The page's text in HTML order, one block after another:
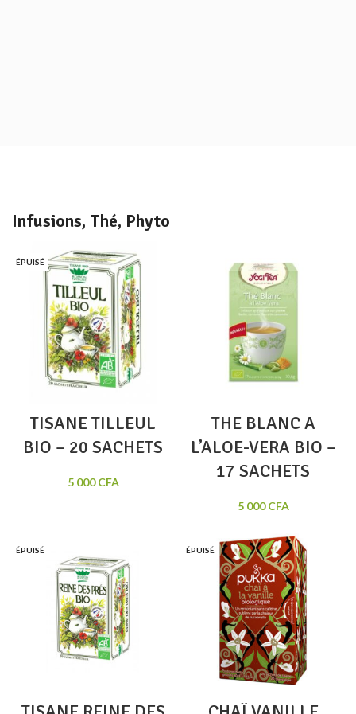
Infusions, Thé, Phyto
ÉPUISÉ
TISANE TILLEUL
BIO – 20 SACHETS
5 000CFA
THE BLANC A
L’ALOE-VERA BIO –
17 SACHETS
5 000CFA
ÉPUISÉ ÉPUISÉ